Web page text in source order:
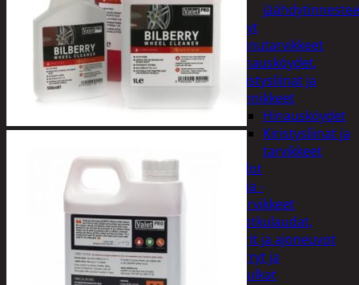
Öljyt
Perävaunutarvikkeet
Hinausköydet,
kiristysliinat ja
kiinnikkeet
Hinausköydet
Kiristysliinat ja
tarvikkeet
Valot
Rengas ja -
vannetarvikkeet
Sähköpotkulaudat,
skootterit ja ajoneuvot
Tukkikärryt ja
juontopulkat